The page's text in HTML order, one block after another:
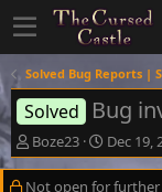
Solved Bug Reports |
Solved Bug
T
h
r
Boze23
S
t
a
Dec 19,
Not open for further